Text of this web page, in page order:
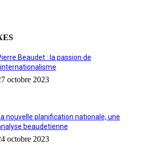
Beaudet : la passion de
octobre 2023
nouvelle planification nationale, une
beaudetienne
octobre 2023